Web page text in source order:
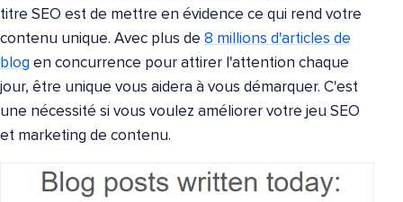
titre SEO est de mettre en évidence ce qui rend votre
contenu unique. Avec plus de 8 millions d'articles de
blog en concurrence pour attirer l'attention chaque
jour, être unique vous aidera à vous démarquer. C'est
une nécessité si vous voulez améliorer votre jeu SEO
et marketing de contenu.